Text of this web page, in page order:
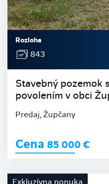
Rozloha
843
Stavebný pozemok
povolením v obci
Predaj, Župčany
Cena 85 000 €
Exkluzívna ponuka